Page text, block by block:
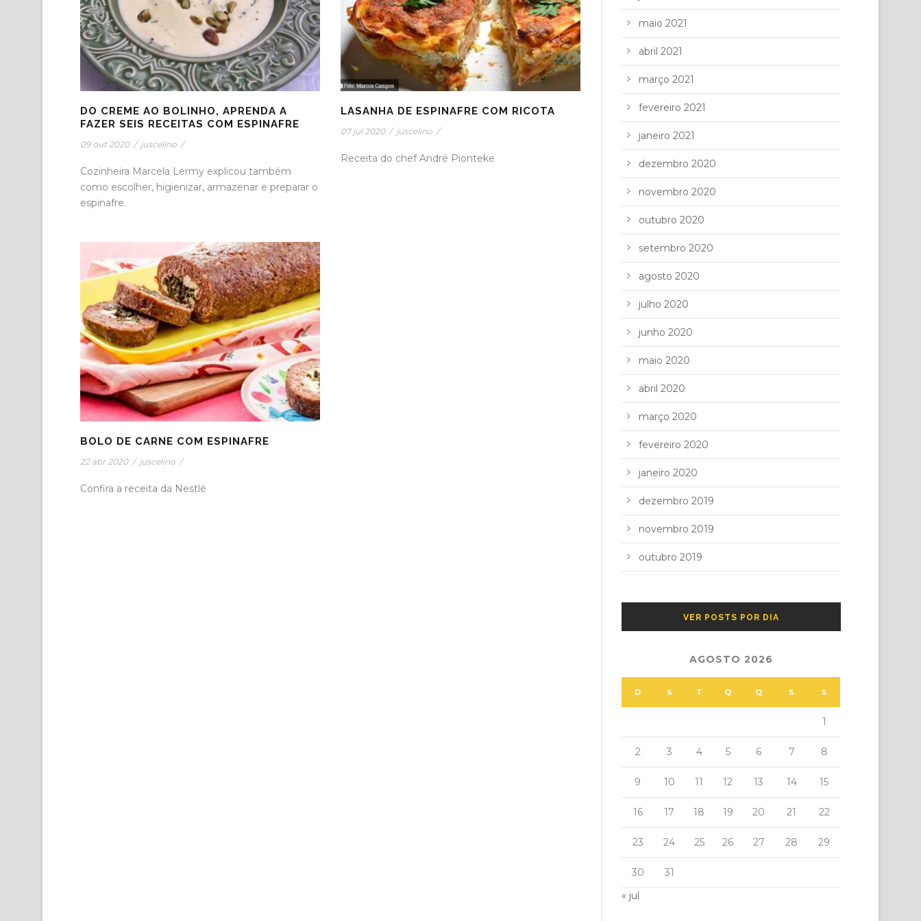
DO CREME AO BOLINHO, APRENDA A
FAZER SEIS RECEITAS COM ESPINAFRE
09 out 2020 / juscelino /
Cozinheira Marcela Lermy explicou também
como escolher, higienizar, armazenar e preparar o
espinafre.
LASANHA DE ESPINAFRE COM RICOTA
07 jul 2020 / juscelino /
Receita do chef André Pionteke
BOLO DE CARNE COM ESPINAFRE
22 abr 2020 / juscelino /
Confira a receita da Nestlé
maio 2021
abril 2021
março 2021
fevereiro 2021
janeiro 2021
dezembro 2020
novembro 2020
outubro 2020
setembro 2020
agosto 2020
julho 2020
junho 2020
maio 2020
abril 2020
março 2020
fevereiro 2020
janeiro 2020
dezembro 2019
novembro 2019
outubro 2019
VER POSTS POR DIA
AGOSTO 2026
D S T Q Q S S
1
2 3 4 5 6 7 8
9 10 11 12 13 14 15
16 17 18 19 20 21 22
23 24 25 26 27 28 29
30
31
« jul